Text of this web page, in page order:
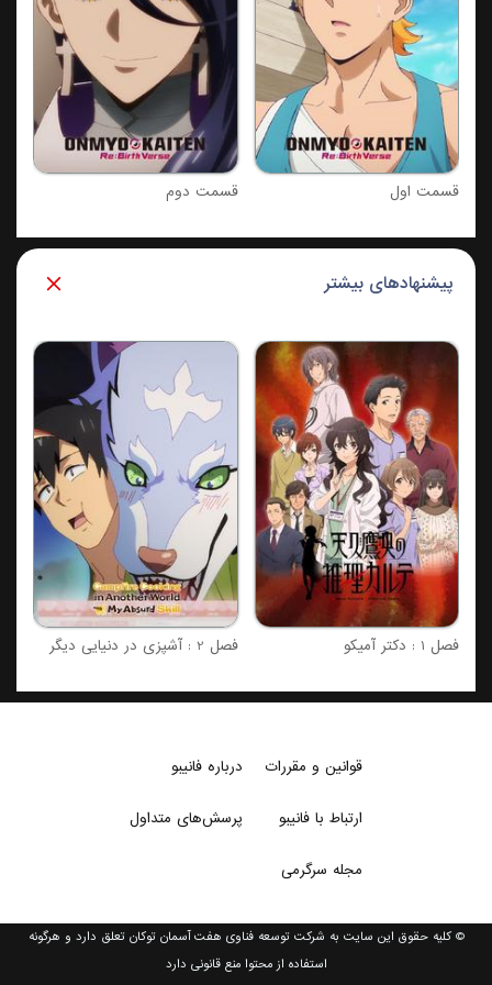
قسمت اول قسمت دوم
پیشنهادهای بیشتر
فصل 1 : دکتر آمیکو فصل 2 : آشپزی در دنیایی دیگر
قوانین و مقررات درباره فانیبو
ارتباط با فانیبو پرسش‌های متداول
مجله سرگرمی
© کلیه حقوق این سایت به شرکت توسعه فناوی هفت آسمان توکان تعلق دارد و هرگونه
استفاده از محتوا منع قانونی دارد